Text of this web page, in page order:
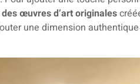
des œuvres d’art originales
une dimension